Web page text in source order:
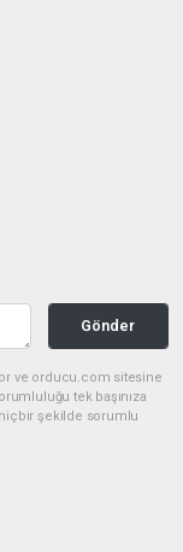
Gönder
ve orducu.com sitesine
tek başınıza
şekilde sorumlu